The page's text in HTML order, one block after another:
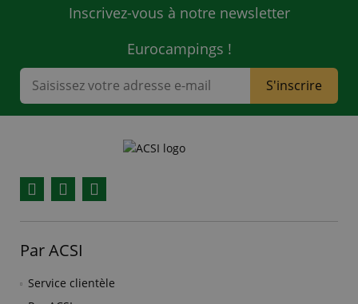
Inscrivez-vous à notre newsletter
Eurocampings !
S'inscrire
Par ACSI
Service clientèle